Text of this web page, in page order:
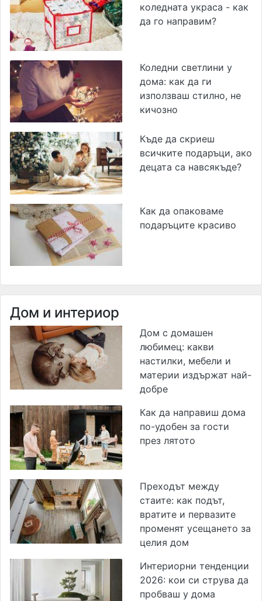
коледната украса - как
да го направим?
Коледни светлини у
дома: как да ги
използваш стилно, не
кичозно
Къде да скриеш
всичките подаръци, ако
децата са навсякъде?
Как да опаковаме
подаръците красиво
Дом и интериор
Дом с домашен
любимец: какви
настилки, мебели и
материи издържат най-
добре
Как да направиш дома
по-удобен за гости
през лятото
Преходът между
стаите: как подът,
вратите и первазите
променят усещането за
целия дом
Интериорни тенденции
2026: кои си струва да
пробваш у дома